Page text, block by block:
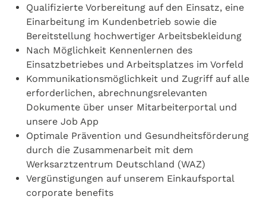
Qualifizierte Vorbereitung auf den Einsatz, eine
Einarbeitung im Kundenbetrieb sowie die
Bereitstellung hochwertiger Arbeitsbekleidung
Nach Möglichkeit Kennenlernen des
Einsatzbetriebes und Arbeitsplatzes im Vorfeld
Kommunikationsmöglichkeit und Zugriff auf alle
erforderlichen, abrechnungsrelevanten
Dokumente über unser Mitarbeiterportal und
unsere Job App
Optimale Prävention und Gesundheitsförderung
durch die Zusammenarbeit mit dem
Werksarztzentrum Deutschland (WAZ)
Vergünstigungen auf unserem Einkaufsportal
corporate benefits